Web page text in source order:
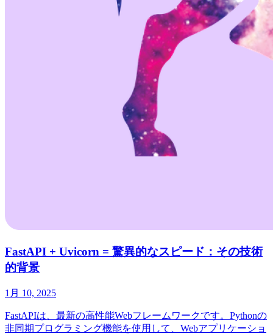
FastAPI + Uvicorn = 驚異的なスピード：その技術
的背景
1月 10, 2025
FastAPIは、最新の高性能Webフレームワークです。Pythonの
非同期プログラミング機能を使用して、Webアプリケーショ